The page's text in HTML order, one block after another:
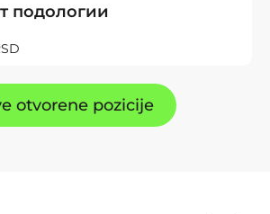
подологии
otvorene pozicije